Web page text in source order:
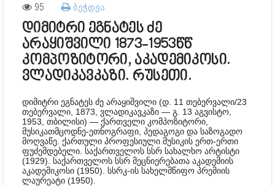
95 ბეჭდვა
დიმიტრი ეგნატეს ძე
არაყიშვილი 1873-1953წწ
კომპოზიტორი, აკადემიკოსი.
ვლადიკავკაზი. რუსეთი.
დიმიტრი ეგნატეს ძე არაყიშვილი (დ. 11 თებერვალი/23
თებერვალი, 1873, ვლადიკავკაზი — გ. 13 აგვისტო,
1953, თბილისი) — ქართველი კომპოზიტორი,
მუსიკათმცოდნე-ეთნოგრაფი, პედაგოგი და საზოგადო
მოღვაწე. ქართული პროფესიული მუსიკის ერთ-ერთი
ფუძემდებელი. საქართველოს სსრ სახალხო არტისტი
(1929). საქართველოს სსრ მეცნიერებათა აკადემიის
აკადემიკოსი (1950). სსრკ-ის სახელმწიფო პრემიის
ლაურეატი (1950).